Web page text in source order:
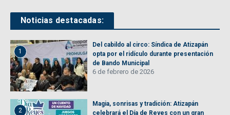
Noticias destacadas:
1
Del cabildo al circo: Síndica de Atizapán
opta por el ridículo durante presentación
de Bando Municipal
6 de febrero de 2026
2
Magia, sonrisas y tradición: Atizapán
celebrará el Día de Reyes con un gran